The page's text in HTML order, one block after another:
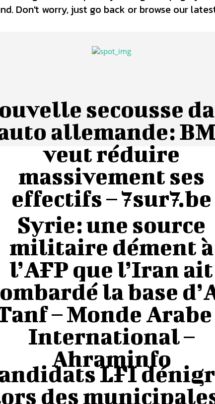
Don't worry, just go back or browse our
secousse
allemande:
veut réduire
massivement ses
effectifs – 7sur7.be
Syrie: une source
militaire dément à
l’AFP que l’Iran ait
la base
– Monde Arabe
International –
Ahraminfo
LFI
des